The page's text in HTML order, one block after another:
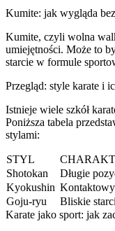
Kumite: jak wygląda
Kumite, czyli wolna
umiejętności. Może to
starcie w formule
Przegląd: style karate i
Istnieje wiele szkół
Poniższa tabela
stylami:
STYL
Shotokan
Długie
Kyokushin Kontaktowy
Goju-ryu
Bliskie
Karate jako sport: jak